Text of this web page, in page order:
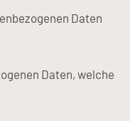
Daten
Daten, welche